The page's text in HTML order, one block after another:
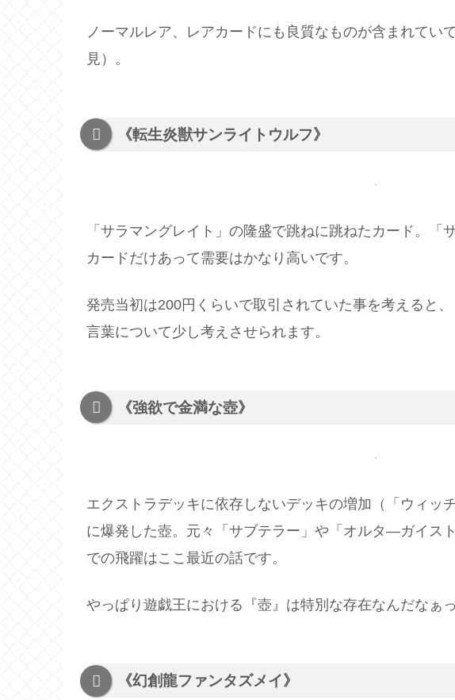
ノーマルレア、レアカードにも良質なものが含まれてい
見）。
《転生炎獣サンライトウルフ》
「サラマングレイト」の隆盛で跳ねに跳ねたカード。「
カードだけあって需要はかなり高いです。
発売当初は200円くらいで取引されていた事を考えると
言葉について少し考えさせられます。
《強欲で金満な壺》
エクストラデッキに依存しないデッキの増加（「ウィッ
に爆発した壺。元々「サブテラー」や「オルタ―ガイス
での飛躍はここ最近の話です。
やっぱり遊戯王における『壺』は特別な存在なんだなぁ
《幻創龍ファンタズメイ》